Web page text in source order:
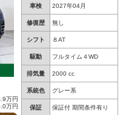
車検 2027年04月
修復歴 無し
シフト ８AT
駆動 フルタイム４WD
排気量 2000 cc
系統色 グレー系
保証 保証付 期間条件有り
万円
万円